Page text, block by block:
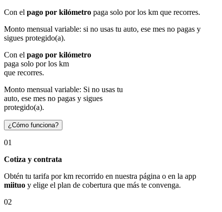
Con el pago por kilómetro paga solo por los km que recorres.
Monto mensual variable: si no usas tu auto, ese mes no pagas y
sigues protegido(a).
Con el pago por kilómetro
paga solo por los km
que recorres.
Monto mensual variable: Si no usas tu
auto, ese mes no pagas y sigues
protegido(a).
¿Cómo funciona?
01
Cotiza y contrata
Obtén tu tarifa por km recorrido en nuestra página o en la app
miituo y elige el plan de cobertura que más te convenga.
02